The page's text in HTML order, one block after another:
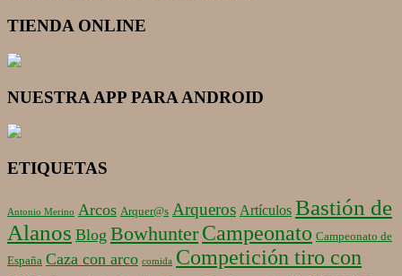
TIENDA ONLINE
NUESTRA APP PARA ANDROID
ETIQUETAS
Antonio Merino Arcos Arquer@s Arqueros Artículos Bastión de
Alanos Blog Bowhunter Campeonato Campeonato de
España Caza con arco comida Competición tiro con